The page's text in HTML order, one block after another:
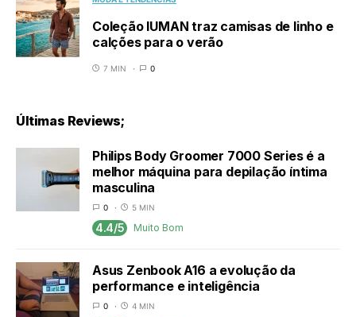
Coleção IUMAN traz camisas de linho e
calções para o verão
7 MIN 0
Últimas Reviews;
Philips Body Groomer 7000 Series é a
melhor máquina para depilação íntima
masculina
0 5 MIN
4.4/5 Muito Bom
Asus Zenbook A16 a evolução da
performance e inteligência
0 4 MIN